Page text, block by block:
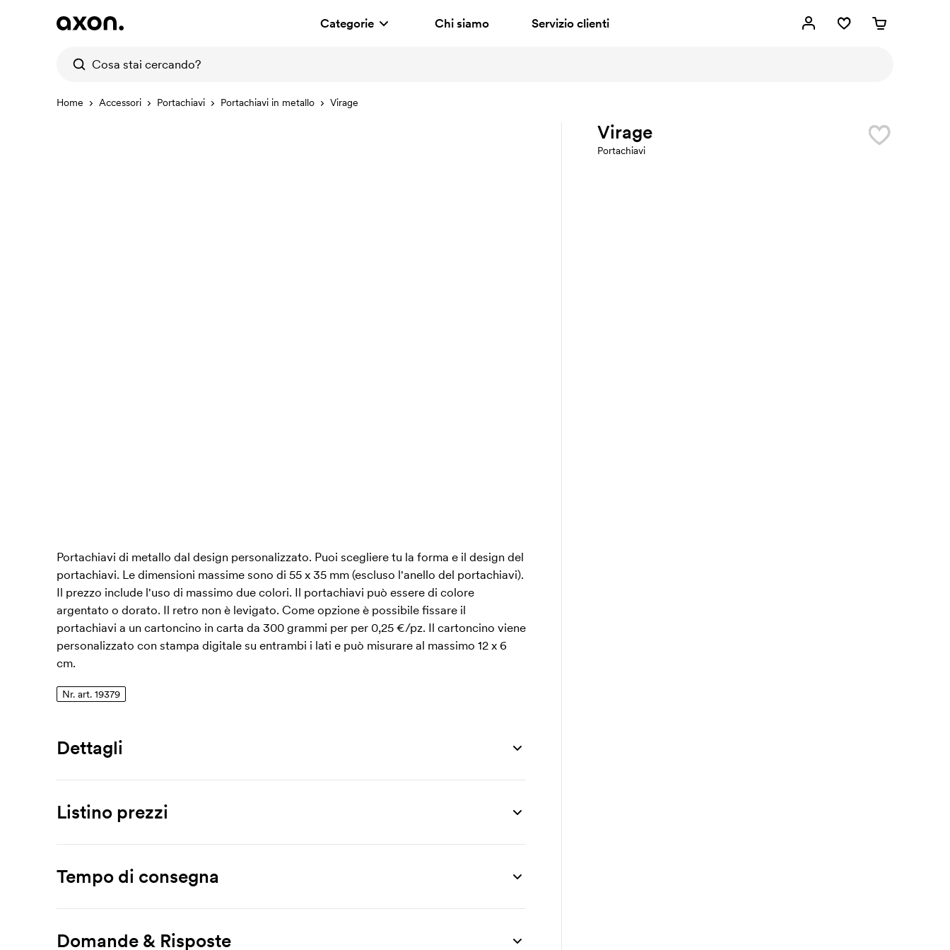
Categorie Chi siamo Servizio clienti
Home Accessori Portachiavi Portachiavi in metallo Virage
Virage
Portachiavi
Portachiavi di metallo dal design personalizzato. Puoi scegliere tu la forma e il design del
portachiavi. Le dimensioni massime sono di 55 x 35 mm (escluso l'anello del portachiavi).
Il prezzo include l'uso di massimo due colori. Il portachiavi può essere di colore
argentato o dorato. Il retro non è levigato. Come opzione è possibile fissare il
portachiavi a un cartoncino in carta da 300 grammi per per 0,25 €/pz. Il cartoncino viene
personalizzato con stampa digitale su entrambi i lati e può misurare al massimo 12 x 6
cm.
Nr. art. 19379
Dettagli
Materiale
metallo
Brochure prodotto
Listino prezzi
Prodotto 250 pz 500 pz 1000 pz 2500 pz 5000 pz
10000 pz
Virage
2,39
Costo iniziale: 31,50 €.
Stampa
Tempo di consegna
Domande & Risposte